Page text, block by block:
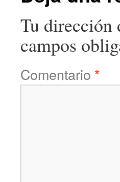
Tu dirección
campos
Comentario *